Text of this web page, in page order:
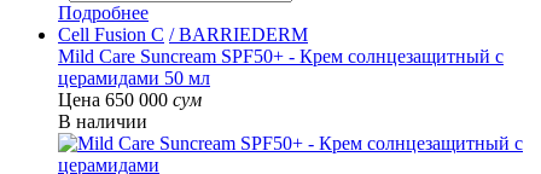
Подробнее
Cell Fusion C / BARRIEDERM
Mild Care Suncream SPF50+ - Крем солнцезащитный с
церамидами 50 мл
Цена 650 000 сум
В наличии